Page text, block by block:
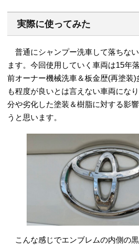
実際に使ってみた
普通にシャンプー洗車して落ちな
ます。今回使用していく車両は15年
前オーナー機械洗車＆板金歴(再塗装)
も程度が良いとは言えない車両にな
分や劣化した塗装＆樹脂に対する影
うと思います。
こんな感じでエンブレムの内側の